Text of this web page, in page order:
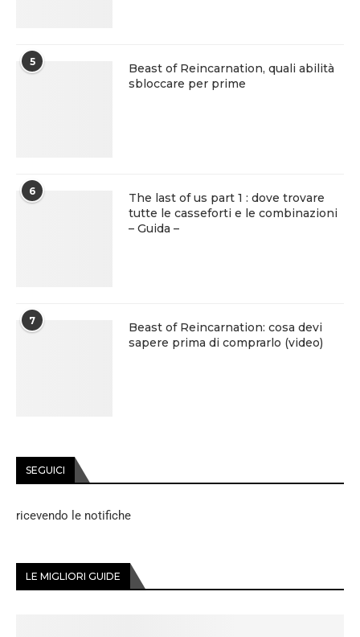
5
Beast of Reincarnation, quali abilità
sbloccare per prime
6
The last of us part 1 : dove trovare
tutte le casseforti e le combinazioni
– Guida –
7
Beast of Reincarnation: cosa devi
sapere prima di comprarlo (video)
SEGUICI
ricevendo le notifiche
LE MIGLIORI GUIDE